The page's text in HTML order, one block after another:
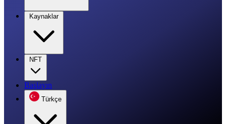
Kaynaklar
NFT
Başlayın
Türkçe